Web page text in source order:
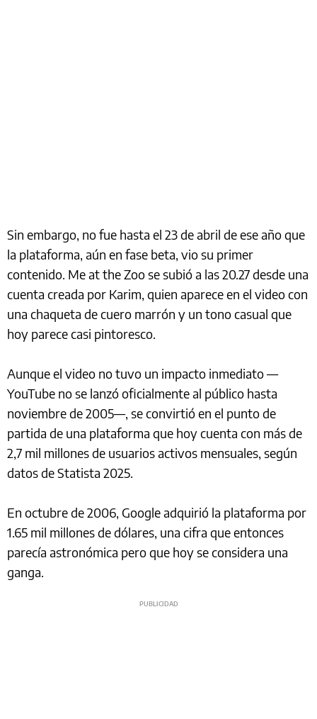
Sin embargo, no fue hasta el 23 de abril de ese año que
la plataforma, aún en fase beta, vio su primer
contenido. Me at the Zoo se subió a las 20.27 desde una
cuenta creada por Karim, quien aparece en el video con
una chaqueta de cuero marrón y un tono casual que
hoy parece casi pintoresco.
Aunque el video no tuvo un impacto inmediato —
YouTube no se lanzó oficialmente al público hasta
noviembre de 2005—, se convirtió en el punto de
partida de una plataforma que hoy cuenta con más de
2,7 mil millones de usuarios activos mensuales, según
datos de Statista 2025.
En octubre de 2006, Google adquirió la plataforma por
1.65 mil millones de dólares, una cifra que entonces
parecía astronómica pero que hoy se considera una
ganga.